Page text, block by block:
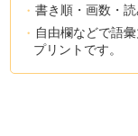
書き順・画数・
自由欄などで語
プリントです。